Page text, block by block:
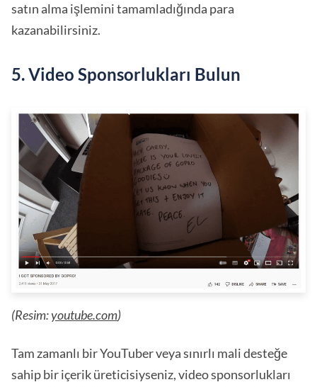
satın alma işlemini tamamladığında para
kazanabilirsiniz.
5. Video Sponsorlukları Bulun
(Resim:youtube.com)
Tam zamanlı bir YouTuber veya sınırlı mali desteğe
sahip bir içerik üreticisiyseniz, video sponsorlukları